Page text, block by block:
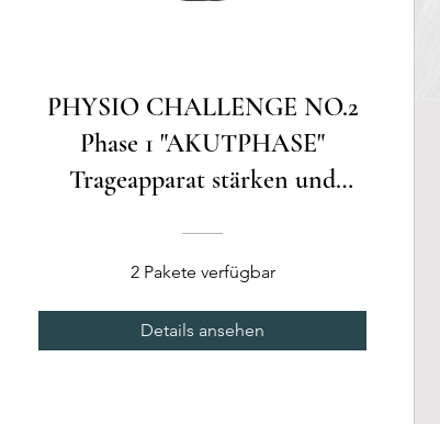
PHYSIO CHALLENGE NO.2
Phase 1 "AKUTPHASE"
Trageapparat stärken und
2 Pakete verfügbar
Details ansehen